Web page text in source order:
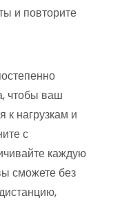
и повторите
чтобы ваш
к нагрузкам и
с
каждую
сможете без